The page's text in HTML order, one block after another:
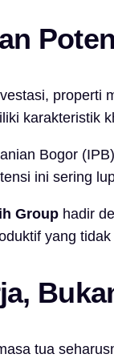
properti
karakteristik
Bogor
ini sering
Group hadir
yang
tua